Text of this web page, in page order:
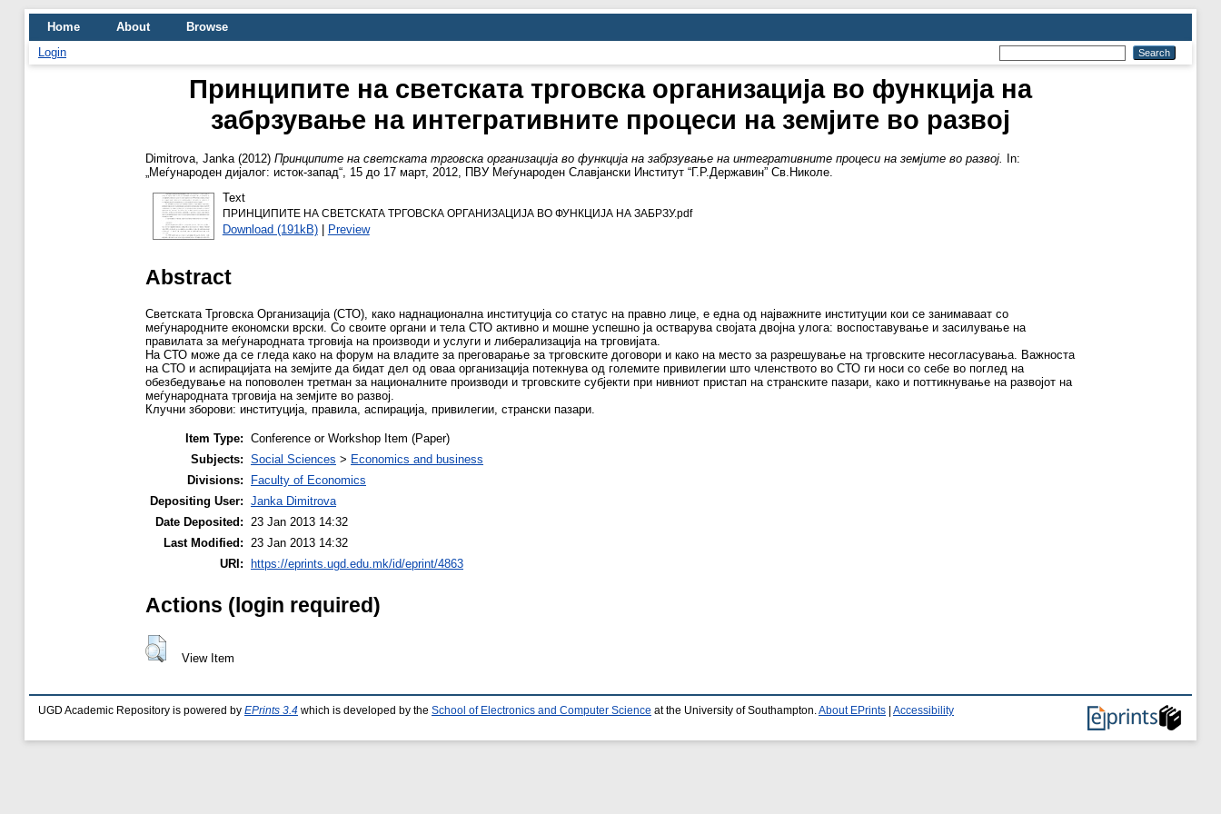
Home About
Browse
Login
Принципите на светската трговска организација во функција на
забрзување на интегративните процеси на земјите во развој
Dimitrova, Janka (2012) Принципите на светската трговска организација во функција на забрзување на интегративните процеси на земјите во развој.
In:
„Меѓународен дијалог: исток-запад“, 15 до 17 март, 2012, ПВУ Меѓународен Славјански Институт “Г.Р.Державин” Св.Николе.
Text
ПРИНЦИПИТЕ НА СВЕТСКАТА ТРГОВСКА ОРГАНИЗАЦИЈА ВО ФУНКЦИЈА НА ЗАБРЗУ.pdf
Download (191kB)| Preview
Abstract
Светската Трговска Организација (СТО), како наднационална институција со статус на правно лице, е една од најважните институции кои се занимаваат со
меѓународните економски врски. Со своите органи и тела СТО активно и мошне успешно ја остварува својата двојна улога: воспоставување и засилување на
правилата за меѓународната трговија на производи и услуги и либерализација на трговијата.
На СТО може да се гледа како на форум на владите за преговарање за трговските договори и како на место за разрешување на трговските несогласувања. Важноста
на СТО и аспирацијата на земјите да бидат дел од оваа организација потекнува од големите привилегии што членството во СТО ги носи со себе во поглед на
обезбедување на поповолен третман за националните производи и трговските субјекти при нивниот пристап на странските пазари, како и поттикнување на развојот на
меѓународната трговија на земјите во развој.
Клучни зборови: институција, правила, аспирација, привилегии, странски пазари.
Item Type: Conference or Workshop Item (Paper)
Subjects: Social Sciences > Economics and business
Divisions:
Faculty of Economics
Depositing User: Janka Dimitrova
Date Deposited: 23 Jan 2013 14:32
Last Modified: 23 Jan 2013 14:32
URI:
https://eprints.ugd.edu.mk/id/eprint/4863
Actions (login required)
View Item
UGD Academic Repository is powered by EPrints 3.4 which is developed by the School of Electronics and Computer Science at the University of Southampton.About EPrints Accessibility